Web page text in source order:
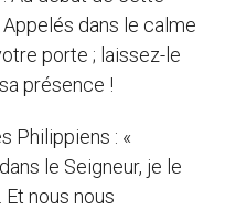
Appelés dans le calme
porte ; laissez-le
présence !
Philippiens : «
le Seigneur, je le
nous nous